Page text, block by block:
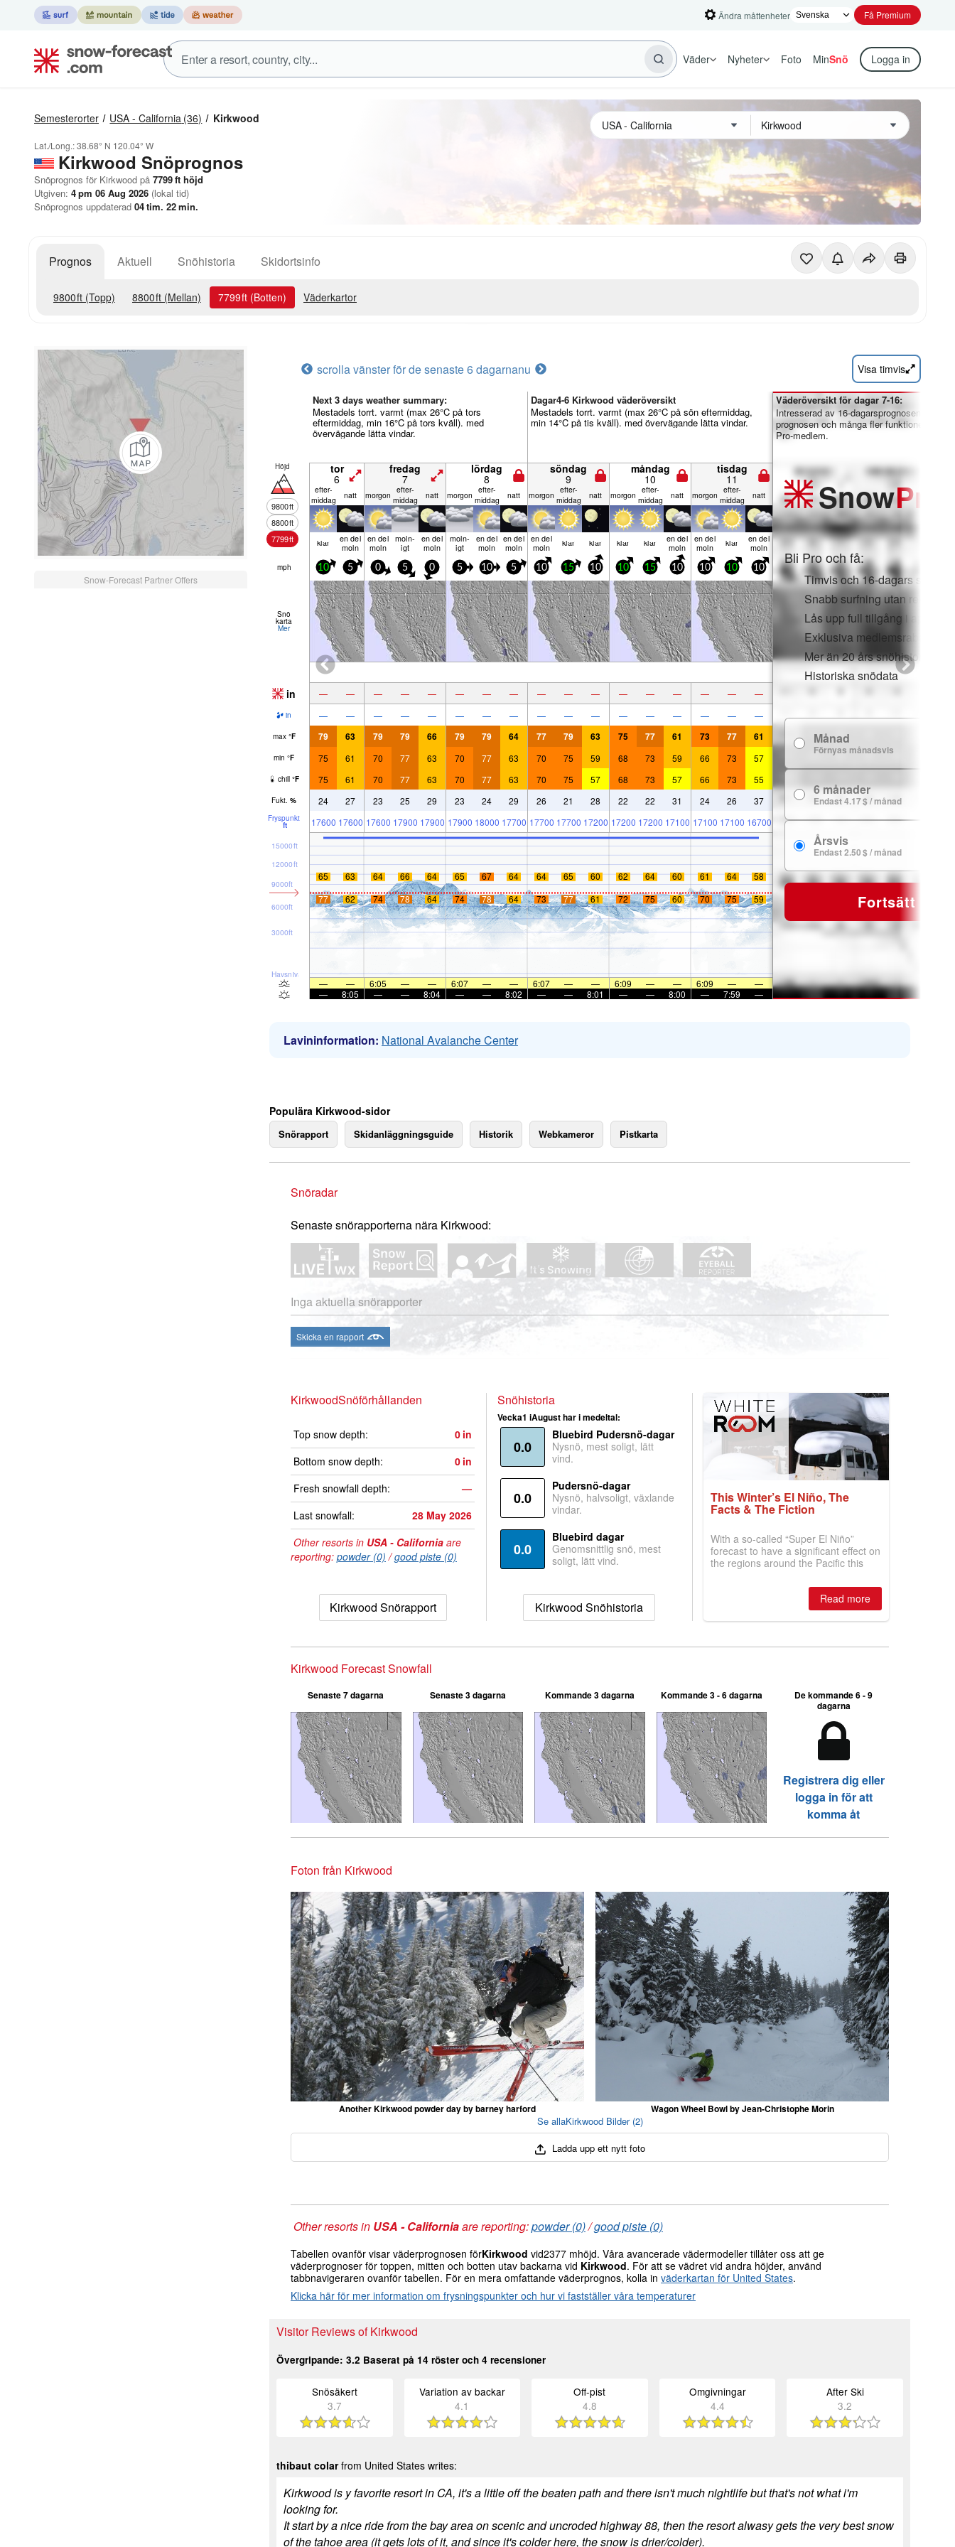
Ändra måttenheter Få Premium
Väder Nyheter Foto MinSnö Logga in
Semesterorter USA - California (36) Kirkwood
Lat./Long.:38.68° N 120.04° W
Kirkwood Snöprognos
Snöprognos för Kirkwood på 7799ft höjd
Utgiven: 4 pm 06 Aug 2026 (lokal tid)
Snöprognos uppdaterad 04tim. 22min.
Prognos Aktuell Snöhistoria Skidortsinfo
9800ft (Topp) 8800ft (Mellan) 7799ft (Botten) Väderkartor
Snow-Forecast Partner Offers
scrolla vänster för de senaste 6 dagarnanu Visa timvis
Next 3 days weather summary:
Mestadels torrt. varmt (max 26°C på tors
eftermiddag, min 16°C på tors kväll). med
övervägande lätta vindar.
Dagar4-6 Kirkwood väderöversikt
Mestadels torrt. varmt (max 26°C på sön eftermiddag,
min 14°C på tis kväll). med övervägande lätta vindar.
Höjd
9800ft
8800ft
7799ft
tor
6
fredag
7
lördag
8
söndag
9
måndag
10
tisdag
11
efter­
middag
natt mor­gon efter­
middag
natt mor­gon efter­
middag
natt mor­gon efter­
middag
natt mor­gon efter­
middag
natt mor­gon efter­
middag
natt
klar en del
moln
en del
moln
moln­
igt
en del
moln
moln­
igt
en del
moln
en del
moln
en del
moln klar klar klar klar en del
moln
en del
moln klar en del
moln
mph 10 5 0 5 0 5 10 5 10 15 10 10 15 10 10 10 10
Snö
karta
Mer
in — — — — — — — — — — — — — — — — —
in — — — — — — — — — — — — — — — — —
max °F 79 63 79 79 66 79 79 64 77 79 63 75 77 61 73 77 61
min °F 75 61 70 77 63 70 77 63 70 75 59 68 73 59 66 73 57
chill °F 75 61 70 77 63 70 77 63 70 75 57 68 73 57 66 73 55
Fukt. % 24 27 23 25 29 23 24 29 26 21 28 22 22 31 24 26 37
Fryspunkt
ft 17600 17600 17600 17900 17900 17900 18000 17700 17700 17700 17200 17200 17200 17100 17100 17100 16700
Havsnivå
3000ft
6000ft
9000ft
12000ft
15000ft
65 63 64 66 64 65 67 64 64 65 60 62 64 60 61 64
58
77
62 74 78 64 74 78 64 73 77 61 72 75 60 70 75 59
— — 6:05 — — 6:07 — — 6:07 — — 6:09 — — 6:09 —
—
—
8:05 — — 8:04 — — 8:02 — — 8:01 — — 8:00 — 7:59 —
Väderöversikt för dagar 7-16:
Intresserad av 16-dagarsprognosen? Lås
prognosen och många fler funktioner
Pro-medlem.
SnowPro
Bli Pro och få:
Timvis och 16-dagars
Snabb surfning utan reklam
Lås upp full tillgång i app och
Exklusiva medlemsrabatter
Mer än 20 års snöhistorik
Historiska snödata
Månad
Förnyas månadsvis
6 månader
Endast 4.17 $ / månad
Årsvis
Endast 2.50 $ / månad
Fortsätt
Lavininformation: National Avalanche Center
Populära Kirkwood-sidor
Snörapport Skidanläggningsguide Historik Webkameror Pistkarta
Snöradar
Senaste snörapporterna nära Kirkwood:
Inga aktuella snörapporter
Skicka en rapport
KirkwoodSnöförhållanden
Top snow depth: 0 in
Bottom snow depth:
0 in
Fresh snowfall depth:
—
Last snowfall:
28 May 2026
Other resorts in USA - California are
reporting: powder (0) /good piste (0)
Kirkwood Snörapport
Snöhistoria
Vecka1 iAugust har i medeltal:
0.0
Bluebird Pudersnö-dagar
Nysnö, mest soligt, lätt
vind.
0.0
Pudersnö-dagar
Nysnö, halvsoligt, växlande
vindar.
0.0
Bluebird dagar
Genomsnittlig snö, mest
soligt, lätt vind.
Kirkwood Snöhistoria
This Winter’s El Niño, The
Facts & The Fiction
With a so-called “Super El Niño”
forecast to have a significant effect on
the regions around the Pacific this
is simple: book now or wait, and
where are the best odds?Read more
Kirkwood Forecast Snowfall
Senaste 7 dagarna Senaste 3 dagarna Kommande 3 dagarna Kommande 3 - 6 dagarna
De kommande 6 - 9
dagarna
Registrera dig eller
logga in för att
komma åt
Foton från Kirkwood
Another Kirkwood powder day by barney harford Wagon Wheel Bowl by Jean-Christophe Morin
Se allaKirkwood Bilder (2)
Ladda upp ett nytt foto
Other resorts in USA - Californiaare reporting:powder (0)/good piste (0)
Tabellen ovanför visar väderprognosen förKirkwood vid2377 mhöjd. Våra avancerade vädermodeller tillåter oss att ge
väderprognoser för toppen, mitten och botten utav backarna vid Kirkwood. För att se vädret vid andra höjder, använd
tabbnavigeraren ovanför tabellen. För en mera omfattande väderprognos, kolla in väderkartan för United States.
Klicka här för mer information om frysningspunkter och hur vi fastställer våra temperaturer
Visitor Reviews of Kirkwood
Övergripande: 3.2 Baserat på 14 röster och 4 recensioner
Snösäkert
3.7
Variation av backar
4.1
Off-pist
4.8
Omgivningar
4.4
After Ski
3.2
thibaut colarfrom United States writes:
Kirkwood is y favorite resort in CA, it's a little off the beaten path and there isn't much nightlife but that's not what i'm
looking for.
It start by a nice ride from the bay area on scenic and uncroded highway 88, then the resort alwasy gets the very best snow
of the tahoe area (it gets lots of it, and since it's colder here, the snow is drier/colder).